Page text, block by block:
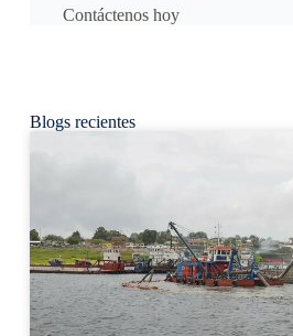
Contáctenos hoy
Blogs recientes